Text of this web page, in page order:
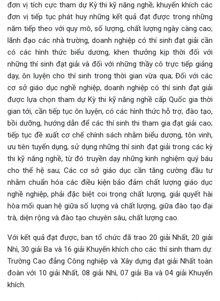
đơn vị tích cực tham dự Kỳ thi kỹ năng nghề; khuyến khích các
đơn vị tiếp tục phát huy những kết quả đạt được trong những
năm tiếp theo với quy mô, số lượng, chất lượng ngày càng cao;
lãnh đạo các nhà trường, doanh nghiệp có thí sinh đạt giải cần
có các hình thức biểu dương, khen thưởng kịp thời đối với
những thí sinh đạt giải và đối với những thầy cô trực tiếp giảng
dạy, ôn luyện cho thí sinh trong thời gian vừa qua; Đối với các
cơ sở giáo dục nghề nghiệp, doanh nghiệp có thí sinh đạt giải
được lựa chọn tham dự Kỳ thi kỹ năng nghề cấp Quốc gia thời
gian tới, cần tiếp tục ôn luyện, có các hình thức hỗ trợ, đào tạo,
bồi dưỡng, hướng dẫn để các thí sinh thi tham gia đạt giải cao;
tiếp tục đề xuất cơ chế chính sách nhằm biểu dương, tôn vinh,
ưu tiên tuyển dụng, sử dụng những thí sinh đạt giải trong các kỳ
thi kỹ năng nghề, từ đó truyền dạy những kinh nghiệm quý báu
cho thế hệ sau; Các cơ sở giáo dục cần tăng cường đầu tư
nhằm chuẩn hóa các điều kiện bảo đảm chất lượng giáo dục
nghề nghiệp, phải đặc biệt coi trọng chất lượng, giải quyết hài
hòa mối quan hệ giữa số lượng và chất lượng, giữa đào tạo đại
trà, diện rộng và đào tạo chuyên sâu, chất lượng cao.
Với kết quả đạt được, ban tổ chức đã trao 20 giải Nhất, 20 giải
Nhì, 30 giải Ba và 16 giải Khuyến khích cho các thí sinh tham dự.
Trường Cao đẳng Công nghiệp và Xây dựng đạt giải Nhất toàn
đoàn với 10 giải Nhất, 08 giải Nhì, 07 giải Ba và 04 giải Khuyến
khích.